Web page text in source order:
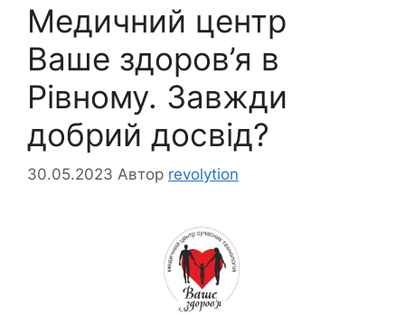
Медичний центр
Ваше здоров’я в
Рівному. Завжди
добрий досвід?
30.05.2023 Автор revolytion